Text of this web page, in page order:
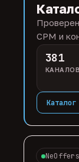
CPM и
381
КАНАЛОВ
Каталог
NeOffers